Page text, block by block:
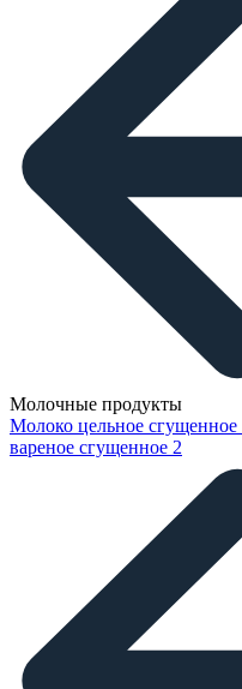
Молочные продукты
Молоко цельное сгущенное
вареное сгущенное 2